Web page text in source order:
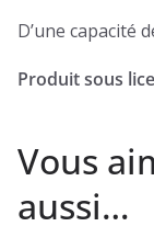
D’une capacité
Produit sous
Vous
aussi…